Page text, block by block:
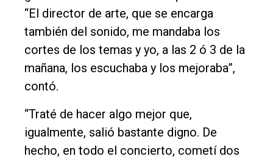
“El director de arte, que se encarga
también del sonido, me mandaba los
cortes de los temas y yo, a las 2 ó 3 de la
mañana, los escuchaba y los mejoraba”,
contó.
“Traté de hacer algo mejor que,
igualmente, salió bastante digno. De
hecho, en todo el concierto, cometí dos